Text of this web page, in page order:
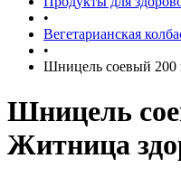
•
Вегетарианская
•
Шницель соевый 200
Шницель
Житница